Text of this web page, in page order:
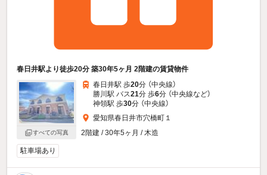
春日井駅より徒歩20分 築30年5ヶ月 2階建の賃貸物件
すべての写真
春日井駅 歩20分 （中央線）
勝川駅 バス21分 歩6分 （中央線など）
神領駅 歩30分 （中央線）
愛知県春日井市穴橋町１
2階建 / 30年5ヶ月 / 木造
駐車場あり